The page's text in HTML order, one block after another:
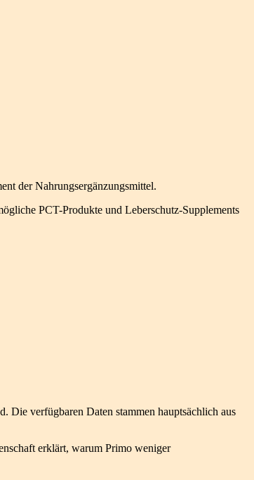
der Nahrungsergänzungsmittel.
PCT-Produkte und Leberschutz-Supplements
Die verfügbaren Daten stammen hauptsächlich aus
erklärt, warum Primo weniger